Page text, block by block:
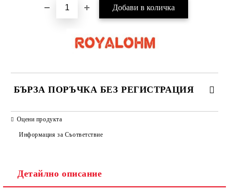
БЪРЗА ПОРЪЧКА БЕЗ РЕГИСТРАЦИЯ
Съгласен съм с
Ние ще се свържем с вас в рамките на работния ден.
Оцени продукта
Информация за Съответствие
Детайлно описание